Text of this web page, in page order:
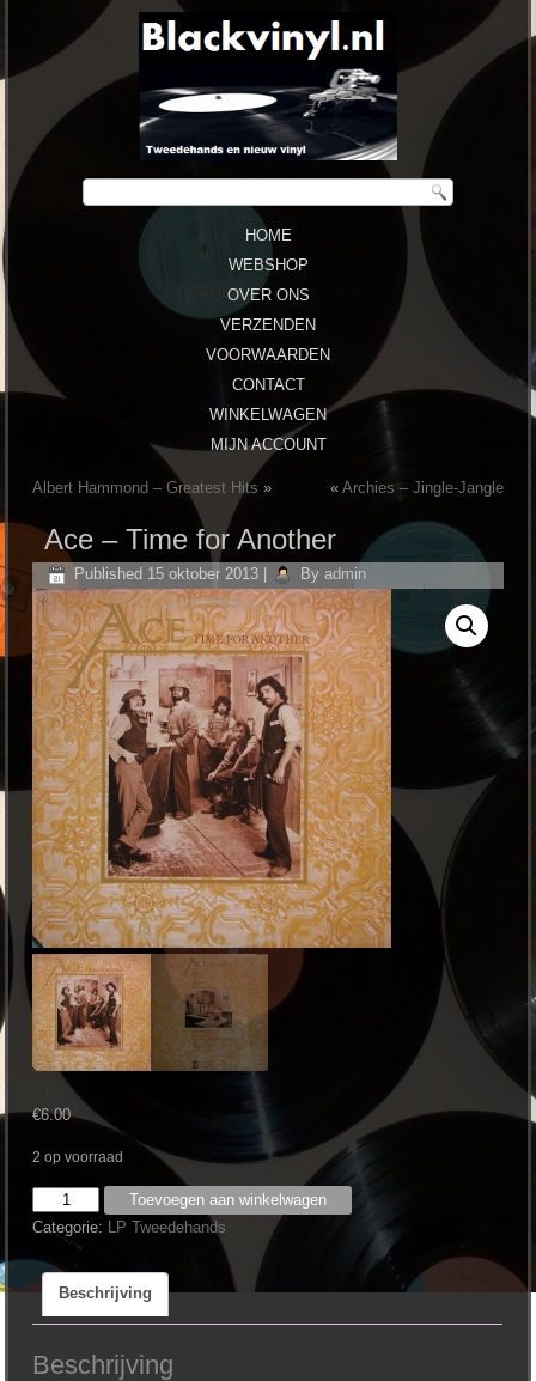
HOME
WEBSHOP
OVER ONS
VERZENDEN
VOORWAARDEN
CONTACT
WINKELWAGEN
MIJN ACCOUNT
Albert Hammond – Greatest Hits » « Archies – Jingle-Jangle
Ace – Time for Another
Published 15 oktober 2013 By admin
€6.00
2 op voorraad
-
for
Another
aantal
Toevoegen aan winkelwagen
Categorie:
LP Tweedehands
Beschrijving
Beschrijving